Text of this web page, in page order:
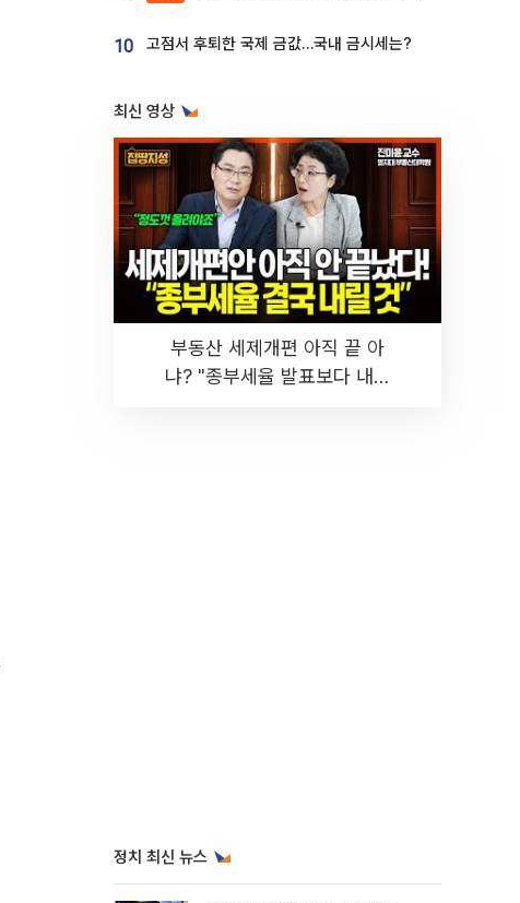
10 고점서 후퇴한 국제 금값…국내 금시세는?
최신 영상
부동산 세제개편 아직 끝 아
냐? "종부세율 발표보다 내릴
정치 최신 뉴스